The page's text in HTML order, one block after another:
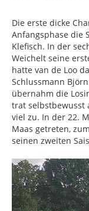
Die erste dicke
Anfangsphase die
Klefisch. In der
Weichelt seine
hatte van de Loo
Schlussmann
übernahm die
trat selbstbewusst
viel zu. In der 22.
Maas getreten,
seinen zweiten